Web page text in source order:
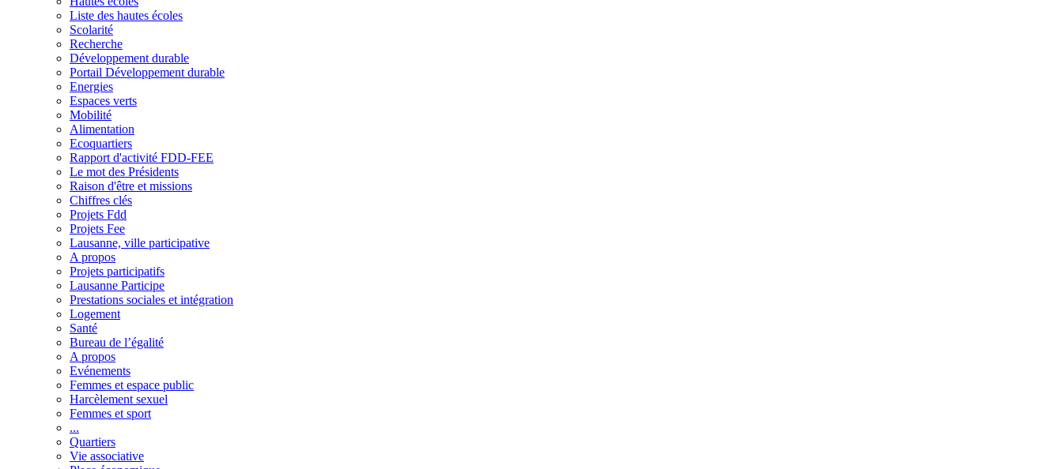
Liste des hautes écoles
Scolarité
Recherche
Développement durable
Portail Développement durable
Energies
Espaces verts
Mobilité
Alimentation
Ecoquartiers
Rapport d'activité FDD-FEE
Le mot des Présidents
Raison d'être et missions
Chiffres clés
Projets Fdd
Projets Fee
Lausanne, ville participative
A propos
Projets participatifs
Lausanne Participe
Prestations sociales et intégration
Logement
Santé
Bureau de l’égalité
A propos
Evénements
Femmes et espace public
Harcèlement sexuel
Femmes et sport
...
Quartiers
Vie associative